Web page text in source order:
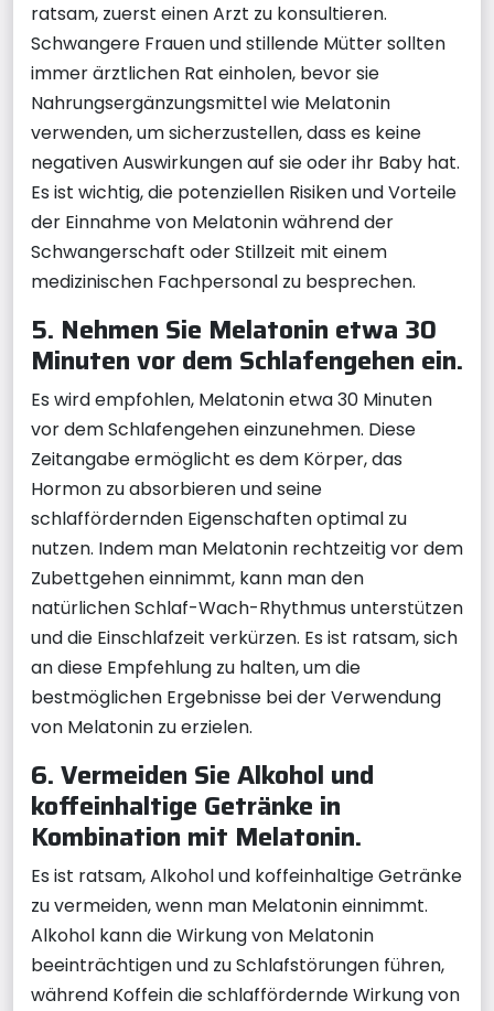
ratsam, zuerst einen Arzt zu konsultieren.
Schwangere Frauen und stillende Mütter sollten
immer ärztlichen Rat einholen, bevor sie
Nahrungsergänzungsmittel wie Melatonin
verwenden, um sicherzustellen, dass es keine
negativen Auswirkungen auf sie oder ihr Baby hat.
Es ist wichtig, die potenziellen Risiken und Vorteile
der Einnahme von Melatonin während der
Schwangerschaft oder Stillzeit mit einem
medizinischen Fachpersonal zu besprechen.
5. Nehmen Sie Melatonin etwa 30
Minuten vor dem Schlafengehen ein.
Es wird empfohlen, Melatonin etwa 30 Minuten
vor dem Schlafengehen einzunehmen. Diese
Zeitangabe ermöglicht es dem Körper, das
Hormon zu absorbieren und seine
schlaffördernden Eigenschaften optimal zu
nutzen. Indem man Melatonin rechtzeitig vor dem
Zubettgehen einnimmt, kann man den
natürlichen Schlaf-Wach-Rhythmus unterstützen
und die Einschlafzeit verkürzen. Es ist ratsam, sich
an diese Empfehlung zu halten, um die
bestmöglichen Ergebnisse bei der Verwendung
von Melatonin zu erzielen.
6. Vermeiden Sie Alkohol und
koffeinhaltige Getränke in
Kombination mit Melatonin.
Es ist ratsam, Alkohol und koffeinhaltige Getränke
zu vermeiden, wenn man Melatonin einnimmt.
Alkohol kann die Wirkung von Melatonin
beeinträchtigen und zu Schlafstörungen führen,
während Koffein die schlaffördernde Wirkung von